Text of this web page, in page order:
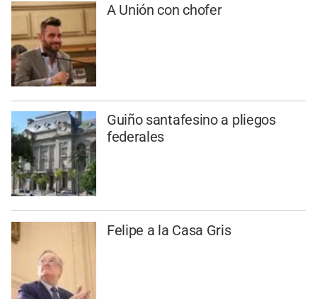
A Unión con chofer
Guiño santafesino a pliegos
federales
Felipe a la Casa Gris